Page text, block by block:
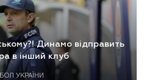
Динамо відправить
в інший клуб
УКРАЇНИ